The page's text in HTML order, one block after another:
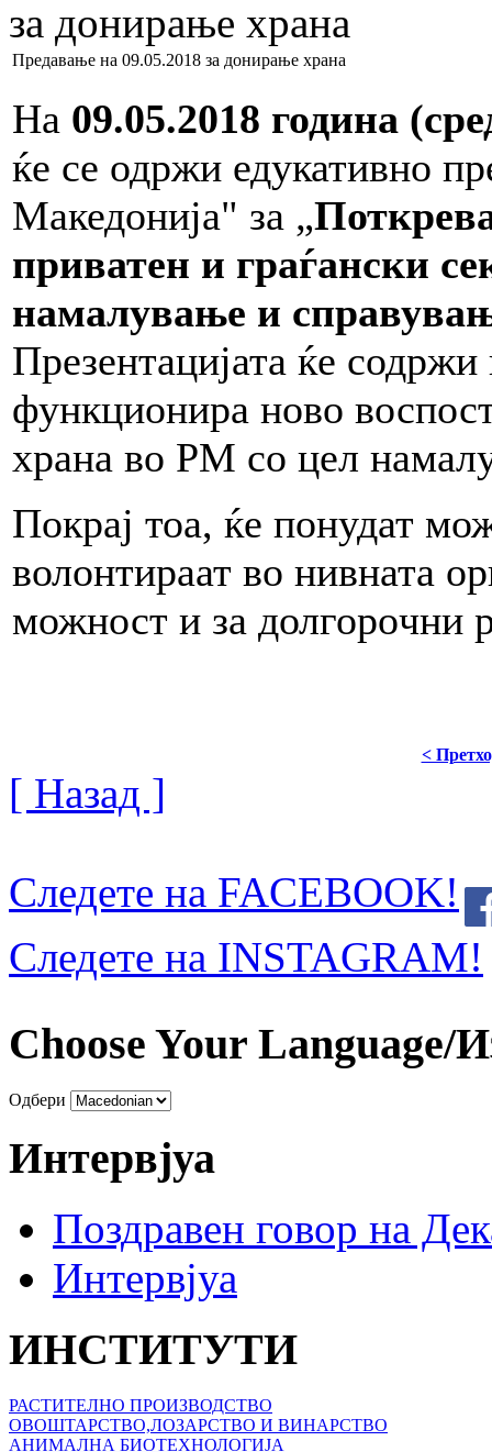
за донирање храна
Предавање на 09.05.2018 за донирање храна
На 09.05.2018 година
ќе се одржи едукативно
Македонија" за „
приватен и граѓански
намалување и
Презентацијата ќе
функционира ново
храна во РМ со цел
Покрај тоа, ќе понудат
волонтираат во нивната
можност и за долгорочни
<
[ Назад ]
Следете на FACEBOOK!
Следете на INSTAGRAM!
Choose Your Language/
Одбери
Интервјуа
Поздравен говор на
Интервјуа
ИНСТИТУТИ
РАСТИТЕЛНО ПРОИЗВОДСТВО
ОВОШТАРСТВО,ЛОЗАРСТВО И ВИНАРСТВО
АНИМАЛНА БИОТЕХНОЛОГИЈА